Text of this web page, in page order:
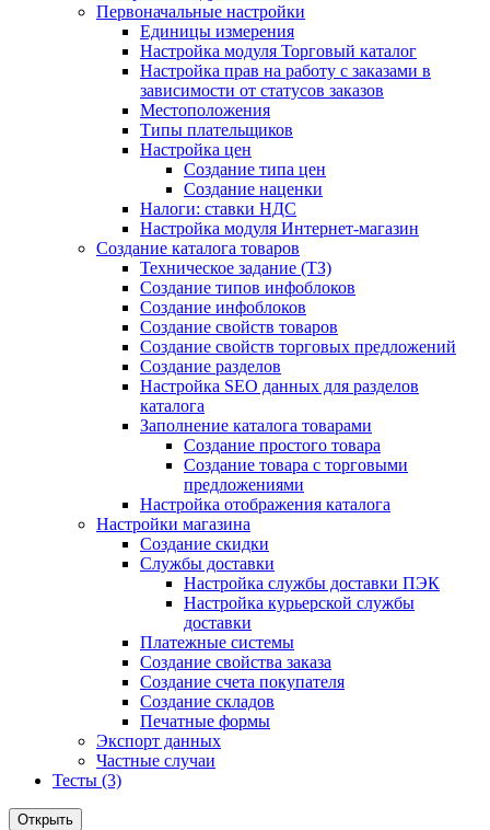
Первоначальные настройки
Единицы измерения
Настройка модуля Торговый каталог
Настройка прав на работу с заказами в
зависимости от статусов заказов
Местоположения
Типы плательщиков
Настройка цен
Создание типа цен
Создание наценки
Налоги: ставки НДС
Настройка модуля Интернет-магазин
Создание каталога товаров
Техническое задание (ТЗ)
Создание типов инфоблоков
Создание инфоблоков
Создание свойств товаров
Создание свойств торговых предложений
Создание разделов
Настройка SEO данных для разделов
каталога
Заполнение каталога товарами
Создание простого товара
Создание товара с торговыми
предложениями
Настройка отображения каталога
Настройки магазина
Создание скидки
Службы доставки
Настройка службы доставки ПЭК
Настройка курьерской службы
доставки
Платежные системы
Создание свойства заказа
Создание счета покупателя
Создание складов
Печатные формы
Экспорт данных
Частные случаи
Тесты (3)
Открыть